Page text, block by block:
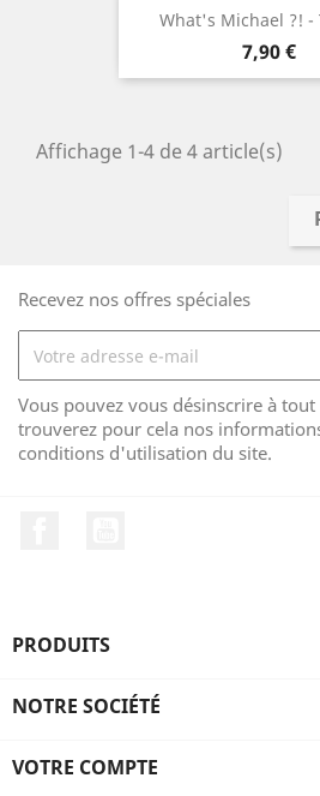
What's Michael ?! -
Prix
7,90 €
Affichage 1-4 de 4 article(s)
Recevez nos offres spéciales
Vous pouvez vous désinscrire à
trouverez pour cela nos
conditions d'utilisation du site.
PRODUITS
NOTRE SOCIÉTÉ
VOTRE COMPTE